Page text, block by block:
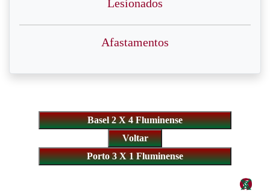
Lesionados
Afastamentos